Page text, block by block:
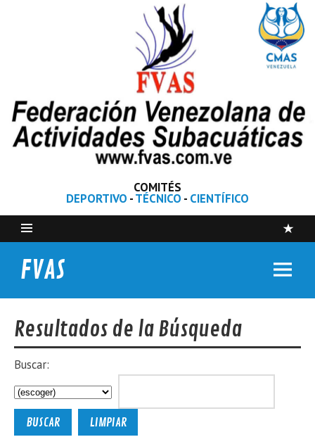
COMITÉS
DEPORTIVO -TÉCNICO - CIENTÍFICO
FVAS
Resultados de la Búsqueda
Buscar: